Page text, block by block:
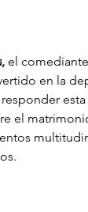
, el
en la
el